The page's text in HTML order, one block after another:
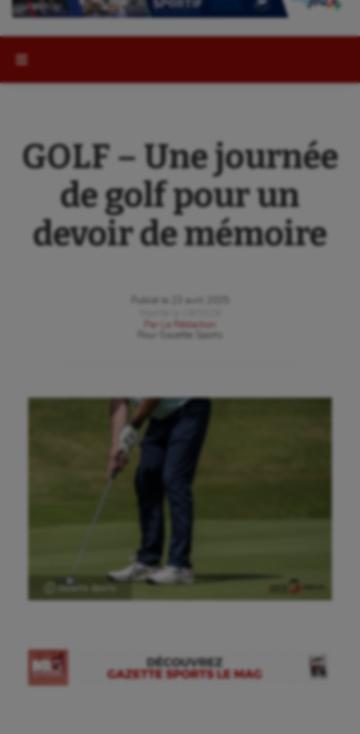
GOLF – Une journée
de golf pour un
devoir de mémoire
Publié le
23 avril 2025
Par
La Rédaction
Gazette Sports
Ⓒ Gazette Sports